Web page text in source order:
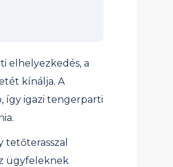
elhelyezkedés, a
kínálja. A
így igazi tengerparti
tetőterasszal
ügyfeleknek